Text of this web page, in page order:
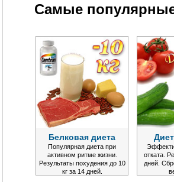
Самые
Белковая диета
Популярная диета при
активном ритме жизни.
Результаты похудения до 10
кг за 14 дней.
отката.
дней.